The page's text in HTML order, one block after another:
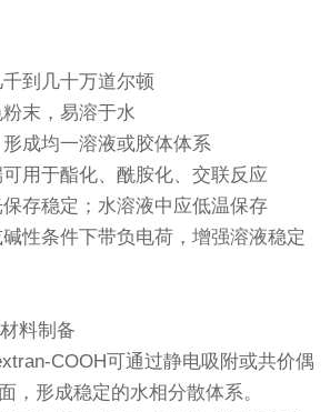
到几十万道尔顿
末，易溶于水
成均一溶液或胶体体系
用于酯化、酰胺化、交联反应
存稳定；水溶液中应低温保存
性条件下带负电荷，增强溶液稳定
料制备
COOH可通过静电吸附或共价偶
，形成稳定的水相分散体系。